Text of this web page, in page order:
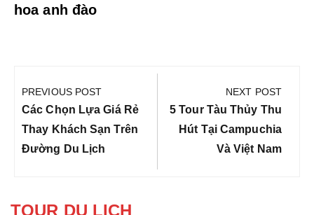
hoa anh đào
hướng
bài
viết
PREVIOUS POST
Previous
Post:
Các Chọn Lựa Giá Rẻ
Thay Khách Sạn Trên
Đường Du Lịch
NEXT POST
Next
Post:
5 Tour Tàu Thủy Thu
Hút Tại Campuchia
Và Việt Nam
TOUR DU LỊCH